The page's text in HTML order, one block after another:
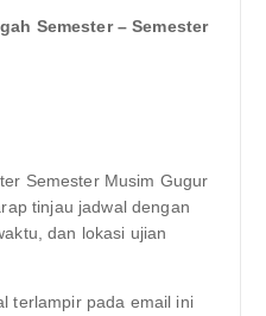
Semester – Semester
Semester Musim Gugur
tinjau jadwal dengan
dan lokasi ujian
terlampir pada email ini